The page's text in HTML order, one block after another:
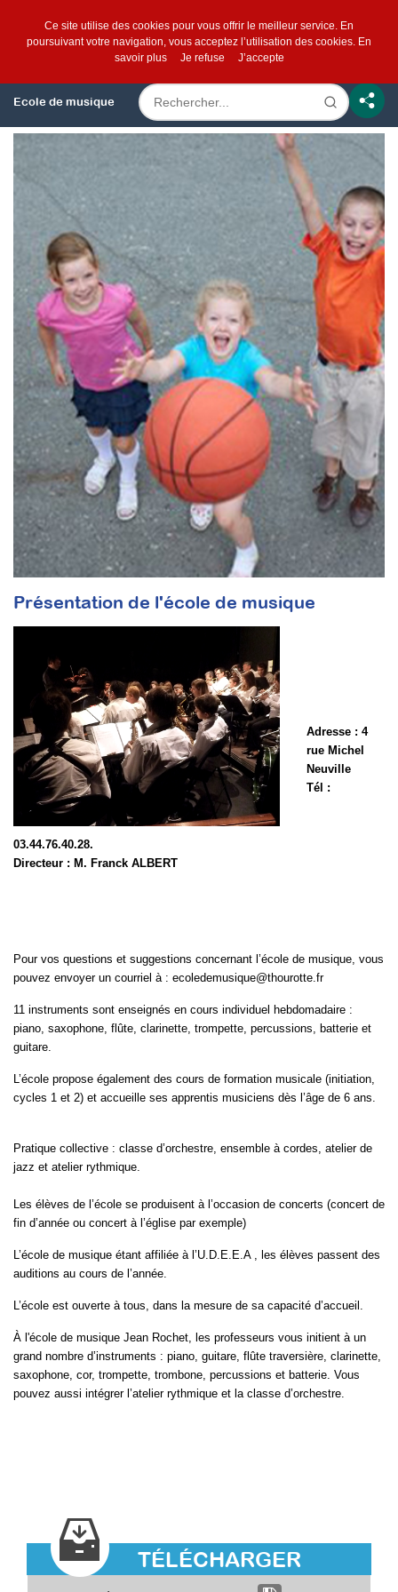
Ecole de musique
Présentation de l'école de musique
Adresse : 4
rue Michel
Neuville
Tél :
03.44.76.40.28.
Directeur : M. Franck ALBERT
Pour vos questions et suggestions concernant l’école de musique, vous
pouvez envoyer un courriel à : ecoledemusique@thourotte.fr
11 instruments sont enseignés en cours individuel hebdomadaire :
piano, saxophone, flûte, clarinette, trompette, percussions, batterie et
guitare.
L’école propose également des cours de formation musicale (initiation,
cycles 1 et 2) et accueille ses apprentis musiciens dès l’âge de 6 ans.
Pratique collective : classe d’orchestre, ensemble à cordes, atelier de
jazz et atelier rythmique.
Les élèves de l’école se produisent à l’occasion de concerts (concert de
fin d’année ou concert à l’église par exemple)
L’école de musique étant affiliée à l’U.D.E.E.A , les élèves passent des
auditions au cours de l’année.
L’école est ouverte à tous, dans la mesure de sa capacité d’accueil.
À l'école de musique Jean Rochet, les professeurs vous initient à un
grand nombre d’instruments : piano, guitare, flûte traversière, clarinette,
saxophone, cor, trompette, trombone, percussions et batterie. Vous
pouvez aussi intégrer l’atelier rythmique et la classe d’orchestre.
TÉLÉCHARGER
Ce site utilise des cookies pour vous offrir le meilleur service. En
poursuivant votre navigation, vous acceptez l’utilisation des cookies. En
savoir plus
Je refuse J’accepte